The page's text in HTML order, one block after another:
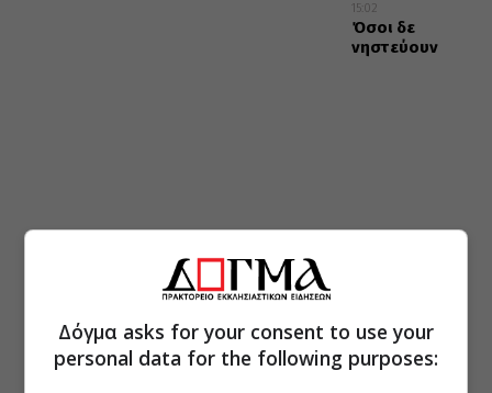
15:02
Όσοι δε
νηστεύουν
Δόγμα asks for your consent to use your
personal data for the following purposes: